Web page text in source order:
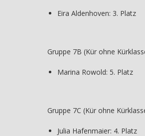
Eira Aldenhoven: 3. Platz
Gruppe 7B (Kür ohne
Marina Rowold: 5. Platz
Gruppe 7C (Kür ohne
Julia Hafenmaier: 4. Platz